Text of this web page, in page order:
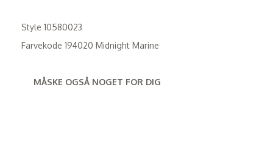
Style 10580023
Farvekode 194020 Midnight Marine
MÅSKE OGSÅ NOGET FOR DIG